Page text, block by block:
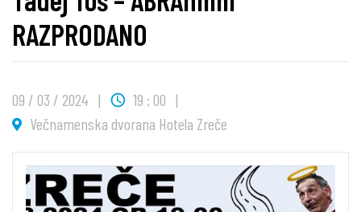
RAZPRODANO
09 / 03 / 2024
19 : 00
Večnamenska dvorana Hotela Zreče